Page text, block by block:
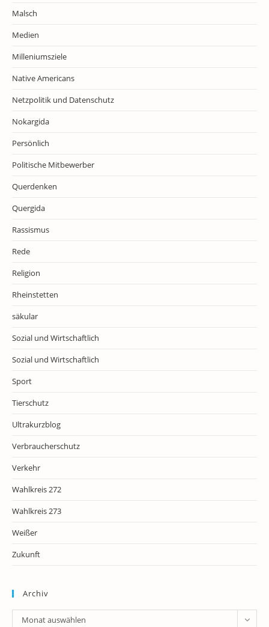
Malsch
Medien
Milleniumsziele
Native Americans
Netzpolitik und Datenschutz
Nokargida
Persönlich
Politische Mitbewerber
Querdenken
Quergida
Rassismus
Rede
Religion
Rheinstetten
säkular
Sozial und Wirtschaftlich
Sozial und Wirtschaftlich
Sport
Tierschutz
Ultrakurzblog
Verbraucherschutz
Verkehr
Wahlkreis 272
Wahlkreis 273
Weißer
Zukunft
Archiv
Archiv
Monat auswählen